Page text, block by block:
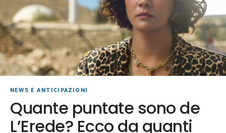
NEWS E ANTICIPAZIONI
Quante puntate sono de
L’Erede? Ecco da quanti